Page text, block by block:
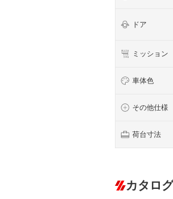
ドア
ミッション
車体色
その他仕様
荷台寸法
カタロ